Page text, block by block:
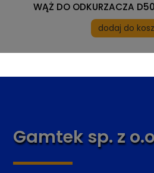
MEMBRANA
dodaj do
Gamtek sp. z